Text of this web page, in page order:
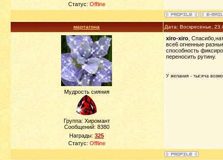
Статус: Offline
мартагона Дата: Воскресенье,
Мудрость сияния
Группа: Хиромант
Сообщений: 8380
Награды:325
Статус: Offline
xiro-xiro,
все6 огненные
способность
переносить рутину.
У желания - тысяча